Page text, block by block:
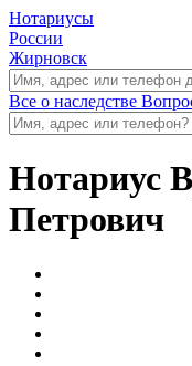
Нотариусы
России
Жирновск
Все о наследстве
Нотариус
Петрович